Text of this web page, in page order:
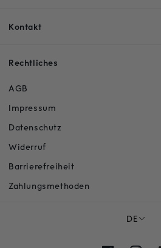
Kontakt
Rechtliches
AGB
Impressum
Datenschutz
Widerruf
Barrierefreiheit
Zahlungsmethoden
DE